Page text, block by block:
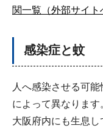
関一覧（外部サイト
感染症と蚊
人へ感染させる可
によって異なりま
大阪府内にも生息し